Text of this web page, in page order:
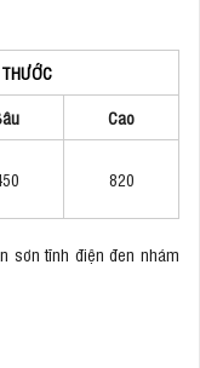
Cao
820
sơn tĩnh điện đen nhám